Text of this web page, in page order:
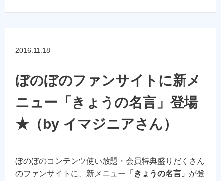
2016.11.18
ぼのぼのファンサイトに新メ
ニュー「きょうの名言」登場
★（by イマジニアさん）
ぼのぼのコンテンツ使い放題・会員特典盛りだくさん
のファンサイトに、新メニュー 「きょうの名言」 が登